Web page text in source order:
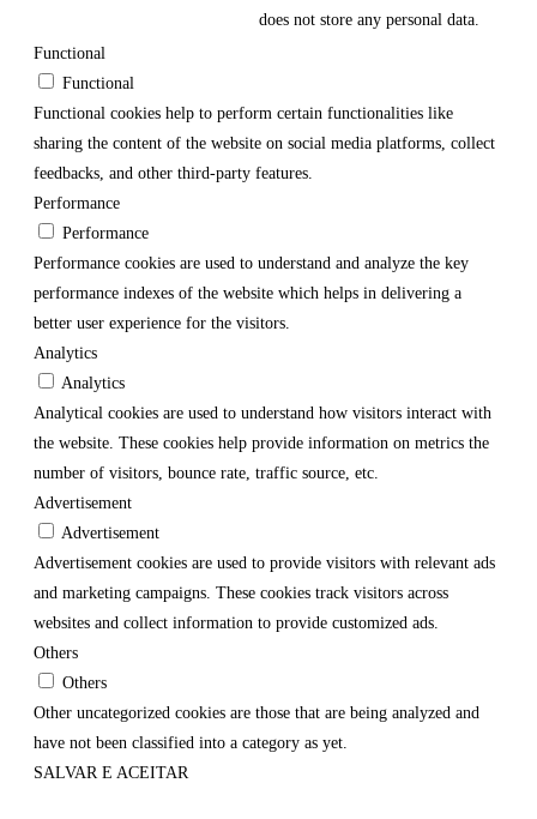
does not store any personal data.
Functional
Functional
Functional cookies help to perform certain functionalities like
sharing the content of the website on social media platforms, collect
feedbacks, and other third-party features.
Performance
Performance
Performance cookies are used to understand and analyze the key
performance indexes of the website which helps in delivering a
better user experience for the visitors.
Analytics
Analytics
Analytical cookies are used to understand how visitors interact with
the website. These cookies help provide information on metrics the
number of visitors, bounce rate, traffic source, etc.
Advertisement
Advertisement
Advertisement cookies are used to provide visitors with relevant ads
and marketing campaigns. These cookies track visitors across
websites and collect information to provide customized ads.
Others
Others
Other uncategorized cookies are those that are being analyzed and
have not been classified into a category as yet.
SALVAR E ACEITAR